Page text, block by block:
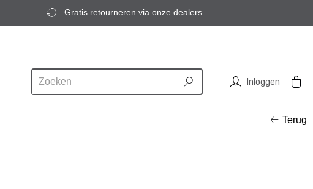
Gratis retourneren via onze dealers
Inloggen
Terug